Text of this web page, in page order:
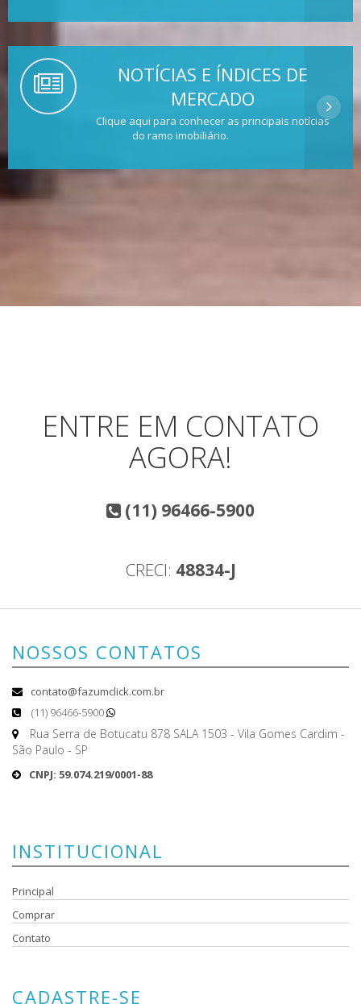
NOTÍCIAS E ÍNDICES DE
MERCADO
Clique aqui para conhecer as principais notícias
do ramo imobiliário.
ENTRE EM CONTATO
AGORA!
(11) 96466-5900
CRECI: 48834-J
NOSSOS CONTATOS
contato@fazumclick.com.br
(11) 96466-5900
Rua Serra de Botucatu 878 SALA 1503 - Vila Gomes Cardim -
São Paulo - SP
CNPJ: 59.074.219/0001-88
INSTITUCIONAL
Principal
Comprar
Contato
CADASTRE-SE